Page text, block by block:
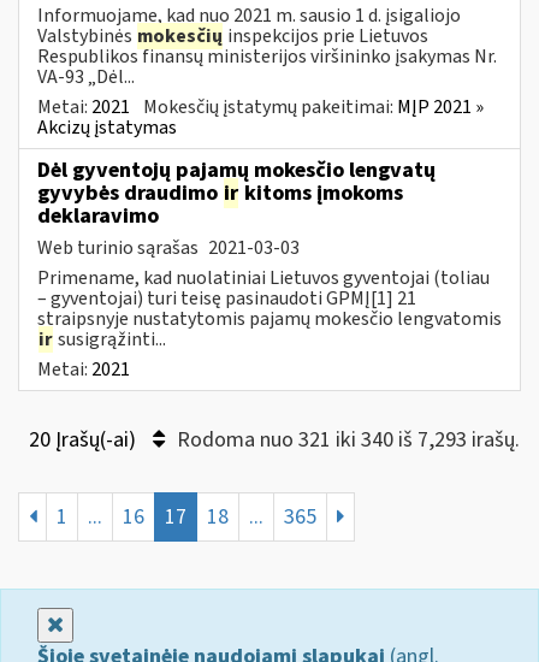
Informuojame, kad nuo 2021 m. sausio 1 d. įsigaliojo
Valstybinės mokesčių inspekcijos prie Lietuvos
Respublikos finansų ministerijos viršininko įsakymas Nr.
VA-93 „Dėl...
Metai: 2021 Mokesčių įstatymų pakeitimai: MĮP 2021 »
Akcizų įstatymas
Dėl gyventojų pajamų mokesčio lengvatų
gyvybės draudimo ir kitoms įmokoms
deklaravimo
Web turinio sąrašas 2021-03-03
Primename, kad nuolatiniai Lietuvos gyventojai (toliau
– gyventojai) turi teisę pasinaudoti GPMĮ[1] 21
straipsnyje nustatytomis pajamų mokesčio lengvatomis
irsusigrąžinti...
Metai: 2021
20 Įrašų(-ai) Rodoma nuo 321 iki 340 iš 7,293 irašų.
1 ... 16 17 18 ... 365
Šioje svetainėje naudojami slapukai (angl.